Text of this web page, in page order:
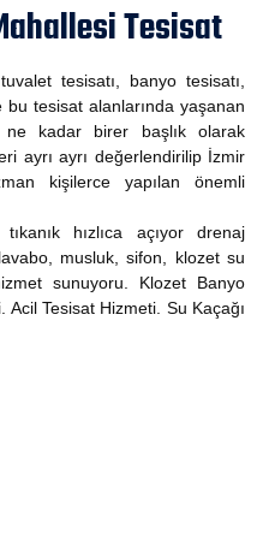
Tesisat
tesisatı, banyo tesisatı,
bu tesisat alanlarında yaşanan
ne kadar birer başlık olarak
ayrı ayrı değerlendirilip İzmir
kişilerce yapılan önemli
hızlıca açıyor drenaj
musluk, sifon, klozet su
sunuyoru. Klozet Banyo
Tesisat Hizmeti. Su Kaçağı